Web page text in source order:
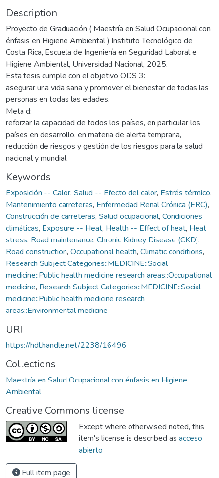
Description
Proyecto de Graduación ( Maestría en Salud Ocupacional con
énfasis en Higiene Ambiental ) Instituto Tecnológico de
Costa Rica, Escuela de Ingeniería en Seguridad Laboral e
Higiene Ambiental, Universidad Nacional, 2025.
Esta tesis cumple con el objetivo ODS 3:
asegurar una vida sana y promover el bienestar de todas las
personas en todas las edades.
Meta d:
reforzar la capacidad de todos los países, en particular los
países en desarrollo, en materia de alerta temprana,
reducción de riesgos y gestión de los riesgos para la salud
nacional y mundial.
Keywords
Exposición -- Calor, Salud -- Efecto del calor, Estrés térmico,
Mantenimiento carreteras, Enfermedad Renal Crónica (ERC),
Construcción de carreteras, Salud ocupacional, Condiciones
climáticas, Exposure -- Heat, Health -- Effect of heat, Heat
stress, Road maintenance, Chronic Kidney Disease (CKD),
Road construction, Occupational health, Climatic conditions,
Research Subject Categories::MEDICINE::Social
medicine::Public health medicine research areas::Occupational
medicine, Research Subject Categories::MEDICINE::Social
medicine::Public health medicine research
areas::Environmental medicine
URI
https://hdl.handle.net/2238/16496
Collections
Maestría en Salud Ocupacional con énfasis en Higiene
Ambiental
Creative Commons license
Except where otherwised noted, this
item's license is described as acceso
abierto
Full item page